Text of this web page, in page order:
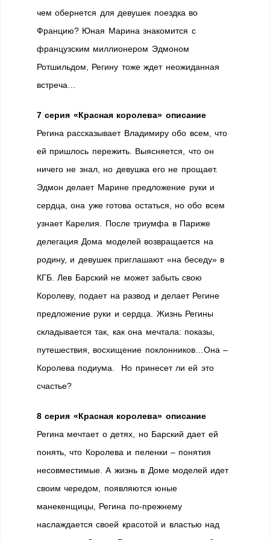
чем обернется для девушек поездка во
Францию? Юная Марина знакомится с
французским миллионером Эдмоном
Ротшильдом, Регину тоже ждет неожиданная
встреча…
7 серия «Красная королева» описание
Регина рассказывает Владимиру обо всем, что
ей пришлось пережить. Выясняется, что он
ничего не знал, но девушка его не прощает.
Эдмон делает Марине предложение руки и
сердца, она уже готова остаться, но обо всем
узнает Карелия. После триумфа в Париже
делегация Дома моделей возвращается на
родину, и девушек приглашают «на беседу» в
КГБ. Лев Барский не может забыть свою
Королеву, подает на развод и делает Регине
предложение руки и сердца. Жизнь Регины
складывается так, как она мечтала: показы,
путешествия, восхищение поклонников…Она –
Королева подиума. Но принесет ли ей это
счастье?
8 серия «Красная королева» описание
Регина мечтает о детях, но Барский дает ей
понять, что Королева и пеленки – понятия
несовместимые. А жизнь в Доме моделей идет
своим чередом, появляются юные
манекенщицы, Регина по-прежнему
наслаждается своей красотой и властью над